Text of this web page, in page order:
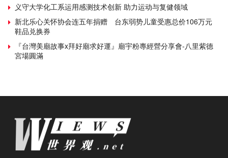
义守大学化工系运用感测技术创新 助力运动与复健领域
新北乐心关怀协会连五年捐赠 台东弱势儿童受惠总价106万元
鞋品兑换券
『台灣美廟故事x拜好廟求好運』廟宇粉專經營分享會-八里紫德
宮場圓滿